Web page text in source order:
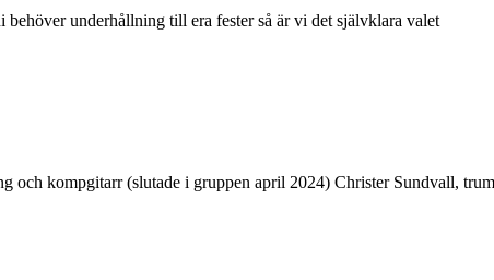
underhållning till era fester så är vi det självklara valet
och kompgitarr (slutade i gruppen april 2024) Christer Sundvall,